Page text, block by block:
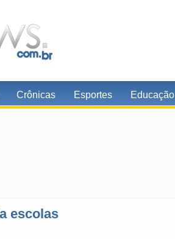
Crônicas Esportes Educação
escolas